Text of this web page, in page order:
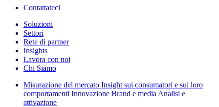
Contattateci
Soluzioni
Settori
Rete di partner
Insights
Lavora con noi
Chi Siamo
Misurazione del mercato Insight sui consumatori e sui loro
comportamenti Innovazione Brand e media Analisi e
attivazione